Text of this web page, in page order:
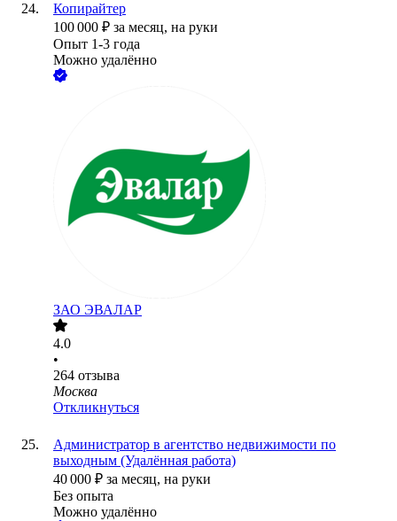
Копирайтер
100 000 ₽ за месяц, на руки
Опыт 1-3 года
Можно удалённо
ЗАО ЭВАЛАР
4.0
•
264 отзыва
Москва
Откликнуться
Администратор в агентство недвижимости по
выходным (Удалённая работа)
40 000 ₽ за месяц, на руки
Без опыта
Можно удалённо